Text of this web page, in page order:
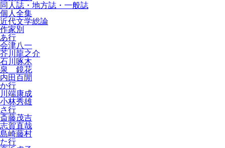
同人誌・地方誌・一般誌
個人全集
近代文学総論
作家別
あ行
会津八一
芥川龍之介
石川啄木
泉 鏡花
内田百閒
か行
川端康成
小林秀雄
さ行
斎藤茂吉
志賀直哉
島崎藤村
た行